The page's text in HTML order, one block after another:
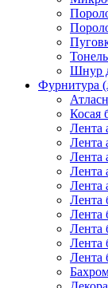
Шнур
Фурнитура
Косая
Лента
Лента
Лента
Лента
Лента
Лента
Лента
Лента
Лента
Лента